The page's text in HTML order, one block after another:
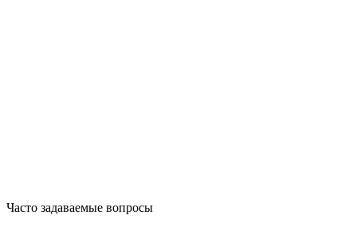
Часто задаваемые вопросы